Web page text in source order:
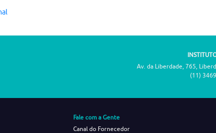
Av. da Liberdade, 765,
(11)
Fale com a Gente
Canal do Fornecedor